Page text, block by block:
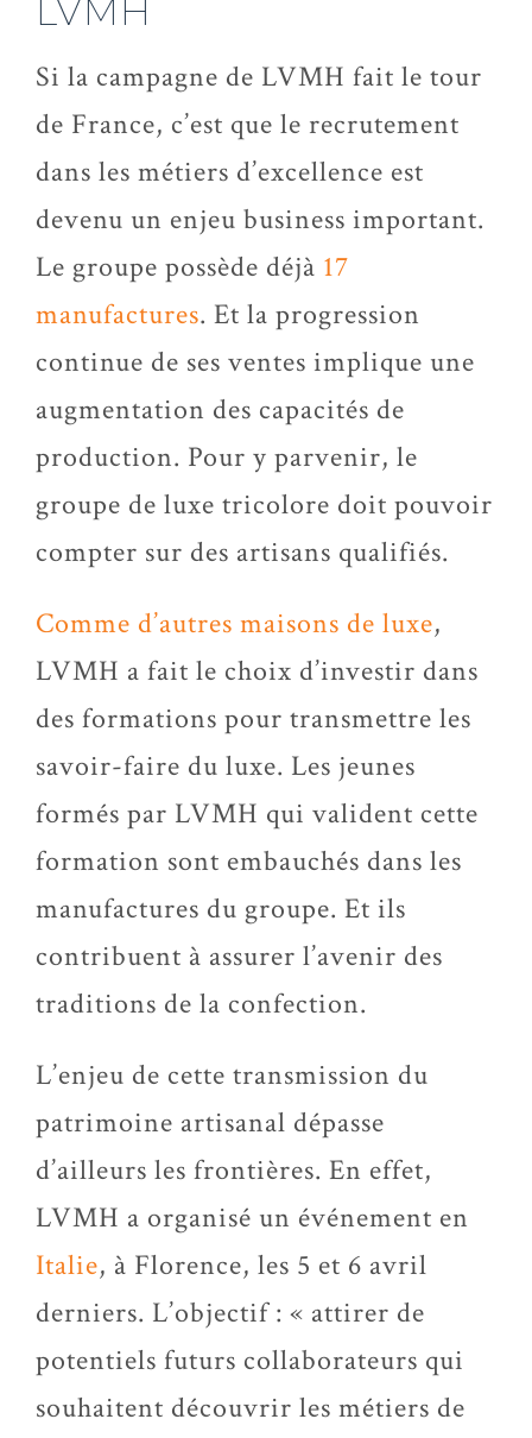
LVMH
Si la campagne de LVMH fait le tour
de France, c’est que le recrutement
dans les métiers d’excellence est
devenu un enjeu business important.
Le groupe possède déjà 17
manufactures. Et la progression
continue de ses ventes implique une
augmentation des capacités de
production. Pour y parvenir, le
groupe de luxe tricolore doit pouvoir
compter sur des artisans qualifiés.
Comme d’autres maisons de luxe,
LVMH a fait le choix d’investir dans
des formations pour transmettre les
savoir-faire du luxe. Les jeunes
formés par LVMH qui valident cette
formation sont embauchés dans les
manufactures du groupe. Et ils
contribuent à assurer l’avenir des
traditions de la confection.
L’enjeu de cette transmission du
patrimoine artisanal dépasse
d’ailleurs les frontières. En effet,
LVMH a organisé un événement en
Italie, à Florence, les 5 et 6 avril
derniers. L’objectif : « attirer de
potentiels futurs collaborateurs qui
souhaitent découvrir les métiers de